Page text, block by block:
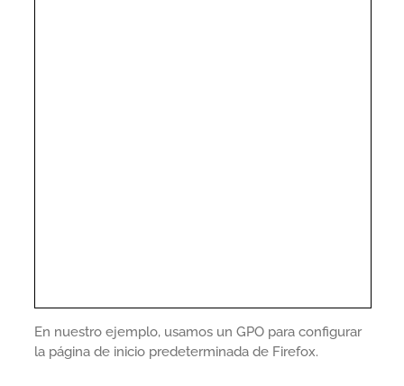
En nuestro ejemplo, usamos un GPO para configurar
la página de inicio predeterminada de Firefox.